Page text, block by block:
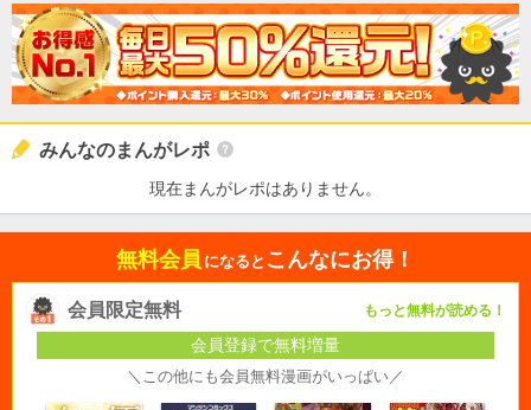
みんなのまんがレポ
現在まんがレポはありません。
無料会員 になると こんなにお得！
会員限定無料 もっと無料が読める！
会員登録で無料増量
＼この他にも会員無料漫画がいっぱい／